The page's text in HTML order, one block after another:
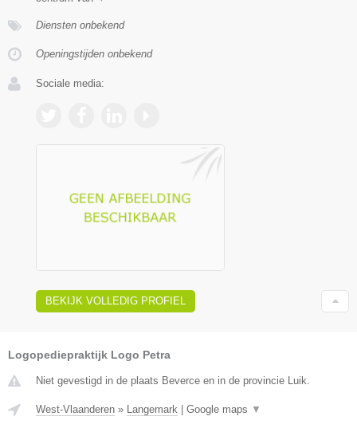
Diensten onbekend
Openingstijden onbekend
Sociale media:
BEKIJK VOLLEDIG PROFIEL
Logopediepraktijk Logo Petra
Niet gevestigd in de plaats Beverce en in de provincie Luik.
West-Vlaanderen » Langemark Google maps ▼